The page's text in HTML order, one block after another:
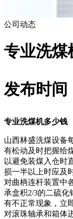
公司动态
专业洗煤
发布时间
专业洗煤机多少钱
山西林盛洗煤设备
有松动及时把握给
以避免装煤入仓时
损一半以上时应及
对曲柄连杆装置中
承盒积2/3的二硫化
有不正常现象，立
对滚珠轴承和箱体